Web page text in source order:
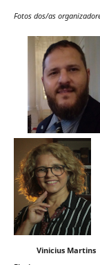
Fotos dos/as
Vinicius